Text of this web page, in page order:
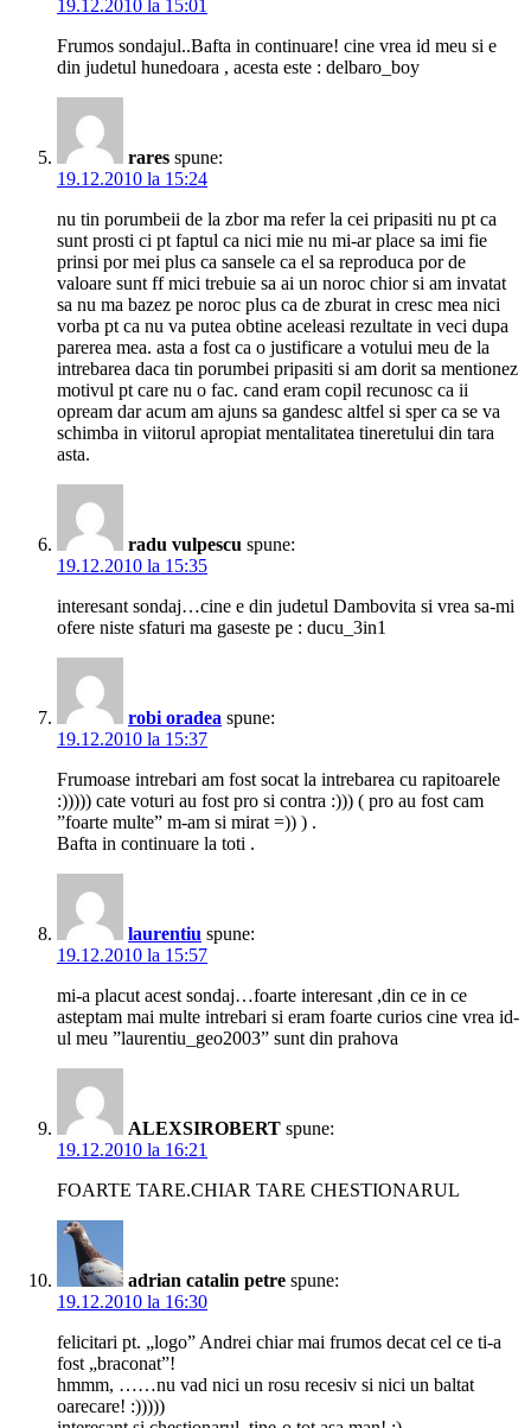
19.12.2010 la 15:01
Frumos sondajul..Bafta in continuare! cine vrea id meu si e
din judetul hunedoara , acesta este : delbaro_boy
rares spune:
19.12.2010 la 15:24
nu tin porumbeii de la zbor ma refer la cei pripasiti nu pt ca
sunt prosti ci pt faptul ca nici mie nu mi-ar place sa imi fie
prinsi por mei plus ca sansele ca el sa reproduca por de
valoare sunt ff mici trebuie sa ai un noroc chior si am invatat
sa nu ma bazez pe noroc plus ca de zburat in cresc mea nici
vorba pt ca nu va putea obtine aceleasi rezultate in veci dupa
parerea mea. asta a fost ca o justificare a votului meu de la
intrebarea daca tin porumbei pripasiti si am dorit sa mentionez
motivul pt care nu o fac. cand eram copil recunosc ca ii
opream dar acum am ajuns sa gandesc altfel si sper ca se va
schimba in viitorul apropiat mentalitatea tineretului din tara
asta.
radu vulpescu spune:
19.12.2010 la 15:35
interesant sondaj…cine e din judetul Dambovita si vrea sa-mi
ofere niste sfaturi ma gaseste pe : ducu_3in1
robi oradea spune:
19.12.2010 la 15:37
Frumoase intrebari am fost socat la intrebarea cu rapitoarele
:))))) cate voturi au fost pro si contra :))) ( pro au fost cam
”foarte multe” m-am si mirat =)) ) .
Bafta in continuare la toti .
laurentiu spune:
19.12.2010 la 15:57
mi-a placut acest sondaj…foarte interesant ,din ce in ce
asteptam mai multe intrebari si eram foarte curios cine vrea id-
ul meu ”laurentiu_geo2003” sunt din prahova
ALEXSIROBERT spune:
19.12.2010 la 16:21
FOARTE TARE.CHIAR TARE CHESTIONARUL
adrian catalin petre spune:
19.12.2010 la 16:30
felicitari pt. „logo” Andrei chiar mai frumos decat cel ce ti-a
fost „braconat”!
hmmm, ……nu vad nici un rosu recesiv si nici un baltat
oarecare! :)))))